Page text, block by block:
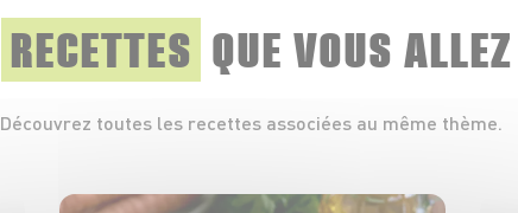
RECETTES QUE VOUS
Découvrez toutes les recettes associées au même thème.